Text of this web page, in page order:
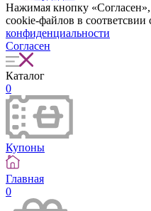
Нажимая кнопку «Согласен»,
cookie-файлов в соответсвии
конфиденциальности
Согласен
Каталог
0
Купоны
Главная
0